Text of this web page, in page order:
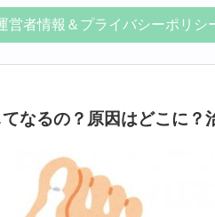
営者情報＆プライバシーポリシ
なるの？原因はどこに？